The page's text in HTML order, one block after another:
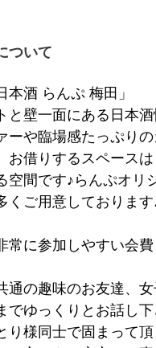
ついて
本酒 らんぷ 梅田」
と壁一面にある日本
ーや臨場感たっぷり
お借りするスペース
空間です♪らんぷオリ
くご用意しております
常に参加しやすい会
通の趣味のお友達、
でゆっくりとお話し下
り様同士で固まって